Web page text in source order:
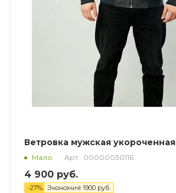
Ветровка мужская укороченная
Мало Арт.: 00000030116
4 900 руб.
-27% Экономия 1900 руб.